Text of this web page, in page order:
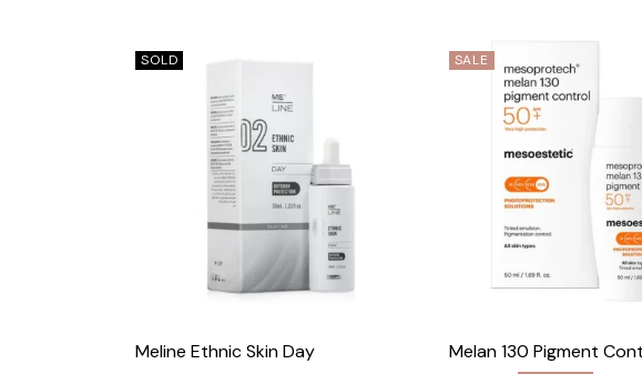
SOLD
Meline Ethnic Skin Day
SALE
Melan 130 Pigment